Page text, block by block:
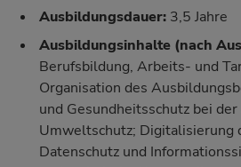
Ausbildungsdauer: 3,5 Jahre
Ausbildungsinhalte (nach
Berufsbildung, Arbeits- und
Organisation des
und Gesundheitsschutz bei
Umweltschutz; Digitalisierung
Datenschutz und